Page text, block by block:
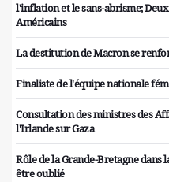
l'inflation et le sans-abrisme;
Américains
La destitution de Macron se
Finaliste de l'équipe nationale
Consultation des ministres des
l'Irlande sur Gaza
Rôle de la Grande-Bretagne
être oublié